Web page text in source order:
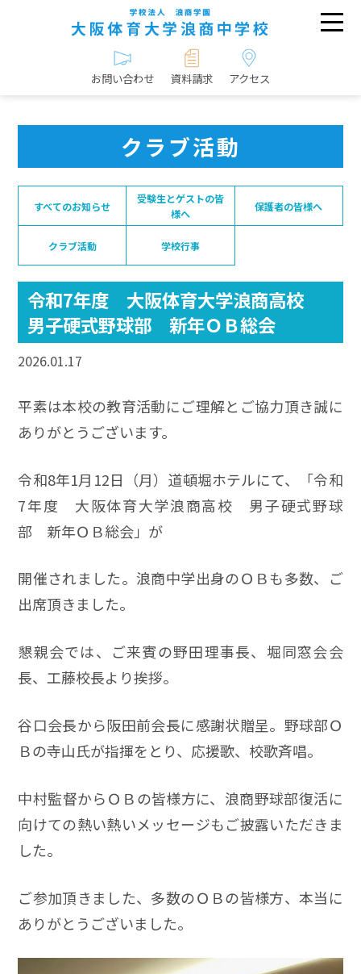
お問い合わせ 資料請求 アクセス
クラブ活動
すべてのお知らせ
受験生とゲストの皆
様へ
保護者の皆様へ
クラブ活動 学校行事
令和7年度 大阪体育大学浪商高校
男子硬式野球部 新年ＯＢ総会
2026.01.17
平素は本校の教育活動にご理解とご協力頂き誠に
ありがとうございます。
令和8年1月12日（月）道頓堀ホテルにて、「令和
7年度 大阪体育大学浪商高校 男子硬式野球
部 新年ＯＢ総会」が
開催されました。浪商中学出身のＯＢも多数、ご
出席頂きました。
懇親会では、ご来賓の野田理事長、堀同窓会会
長、工藤校長より挨拶。
谷口会長から阪田前会長に感謝状贈呈。野球部Ｏ
Ｂの寺山氏が指揮をとり、応援歌、校歌斉唱。
中村監督からＯＢの皆様方に、浪商野球部復活に
向けての熱い熱いメッセージもご披露いただきま
した。
ご参加頂きました、多数のＯＢの皆様方、本当に
ありがとうございました。